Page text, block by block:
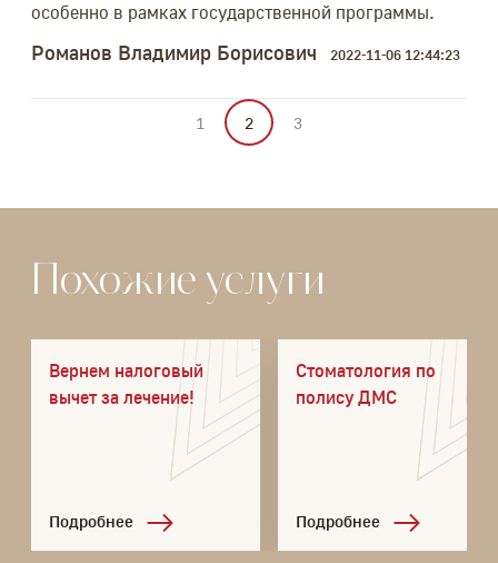
особенно в рамках государственной программы.
Романов Владимир Борисович 2022-11-06 12:44:23
1 2 3
Похожие услуги
Вернем налоговый
вычет за лечение!
Подробнее
Стоматология по
полису ДМС
Подробнее